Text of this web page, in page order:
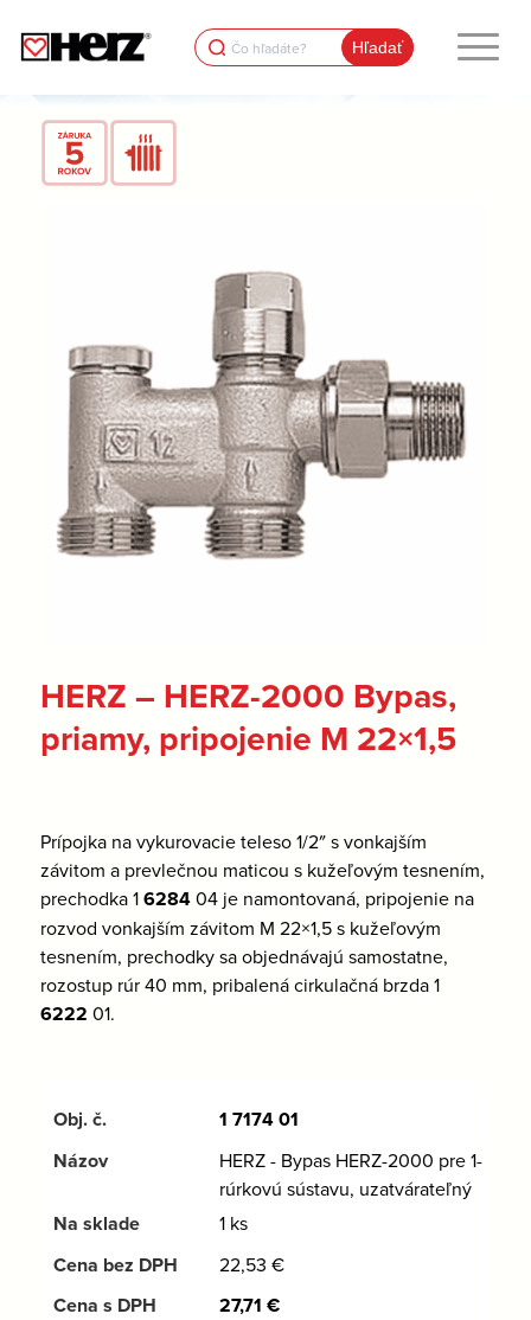
Search
for:
HERZ – HERZ-2000 Bypas,
priamy, pripojenie M 22×1,5
Prípojka na vykurovacie teleso 1/2″ s vonkajším
závitom a prevlečnou maticou s kužeľovým tesnením,
prechodka 1628404 je namontovaná, pripojenie na
rozvod vonkajším závitom M 22×1,5 s kužeľovým
tesnením, prechodky sa objednávajú samostatne,
rozostup rúr 40 mm, pribalená cirkulačná brzda 1
6222 01.
1 7174 01
HERZ - Bypas HERZ-2000 pre 1-
rúrkovú sústavu, uzatvárateľný
1 ks
22,53 €
27,71 €